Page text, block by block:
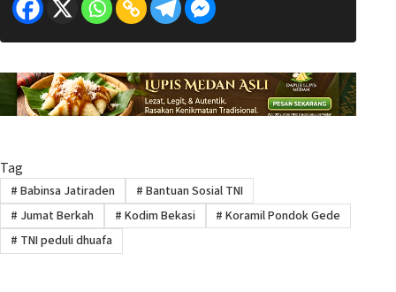
Tag
# Babinsa Jatiraden # Bantuan Sosial TNI
# Jumat Berkah # Kodim Bekasi # Koramil Pondok Gede
# TNI peduli dhuafa